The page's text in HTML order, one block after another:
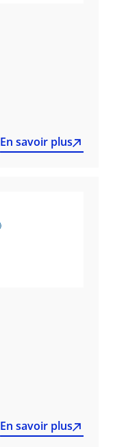
En savoir plus
En savoir plus